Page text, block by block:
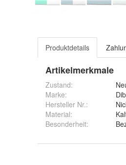
Produktdetails
Artikelmerkmale
Zustand:
Marke:
Hersteller Nr.:
Material:
Besonderheit: